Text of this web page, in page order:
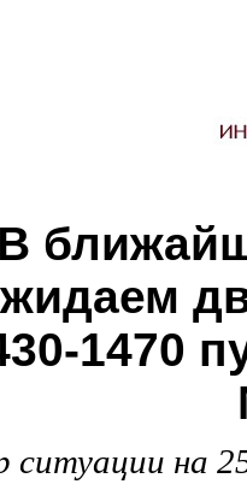
В
1470
ситуации на